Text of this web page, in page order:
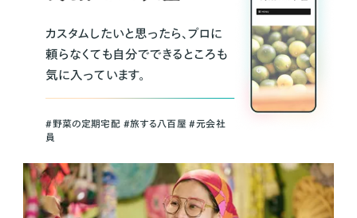
カスタムしたいと思ったら、プロに
頼らなくても自分でできるところも
気に入っています。
＃野菜の定期宅配 ＃旅する八百屋 ＃元会社
員